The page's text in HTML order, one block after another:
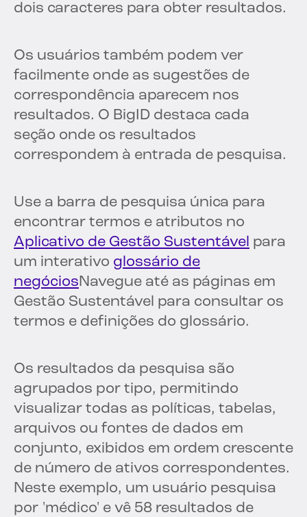
dois caracteres para obter resultados.
Os usuários também podem ver
facilmente onde as sugestões de
correspondência aparecem nos
resultados. O BigID destaca cada
seção onde os resultados
correspondem à entrada de pesquisa.
Use a barra de pesquisa única para
encontrar termos e atributos no
Aplicativo de Gestão Sustentável para
um interativo glossário de
negóciosNavegue até as páginas em
Gestão Sustentável para consultar os
termos e definições do glossário.
Os resultados da pesquisa são
agrupados por tipo, permitindo
visualizar todas as políticas, tabelas,
arquivos ou fontes de dados em
conjunto, exibidos em ordem crescente
de número de ativos correspondentes.
Neste exemplo, um usuário pesquisa
por 'médico' e vê 58 resultados de